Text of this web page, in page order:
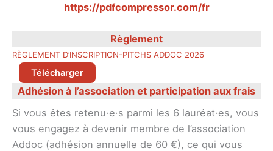
https://pdfcompressor.com/fr
Règlement
RÈGLEMENT D’INSCRIPTION-PITCHS ADDOC 2026
Télécharger
Adhésion à l’association et participation aux frais
Si vous êtes retenu·e·s parmi les 6 lauréat·es, vous
vous engagez à devenir membre de l’association
Addoc (adhésion annuelle de 60 €), ce qui vous